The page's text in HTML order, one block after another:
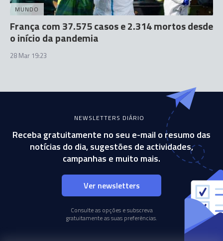
MUNDO
França com 37.575 casos e 2.314 mortos desde
o início da pandemia
28 Mar 19:23
NEWSLETTERS DIÁRIO
Receba gratuitamente no seu e-mail o resumo das
notícias do dia, sugestões de actividades,
campanhas e muito mais.
Ver newsletters
Consulte as opções e subscreva
gratuitamente as suas preferências.